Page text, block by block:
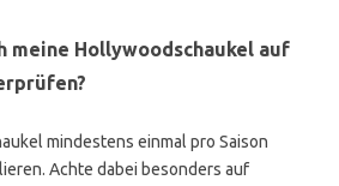
meine Hollywoodschaukel auf
mindestens einmal pro Saison
Achte dabei besonders auf